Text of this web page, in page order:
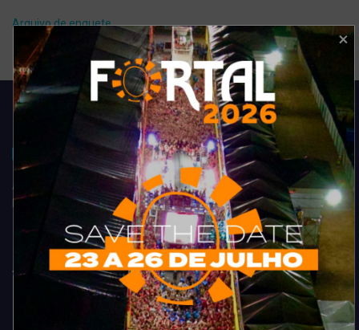
Arquivo de enquete
Acompanhe todas as novidades do entretenimento na região de
Fortaleza. Dicas, promoções, coberturas exclusivas e muito mais.